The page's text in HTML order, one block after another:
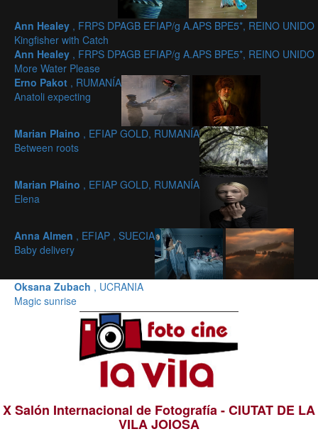
Ann Healey , FRPS DPAGB EFIAP/g A.APS BPE5*, REINO UNIDO
Kingfisher with Catch
Ann Healey , FRPS DPAGB EFIAP/g A.APS BPE5*, REINO UNIDO
More Water Please
Erno Pakot , RUMANÍA
Anatoli expecting
Marian Plaino , EFIAP GOLD, RUMANÍA
Between roots
Marian Plaino , EFIAP GOLD, RUMANÍA
Elena
Anna Almen , EFIAP , SUECIA
Baby delivery
Oksana Zubach , UCRANIA
Magic sunrise
X Salón Internacional de Fotografía - CIUTAT DE LA
VILA JOIOSA